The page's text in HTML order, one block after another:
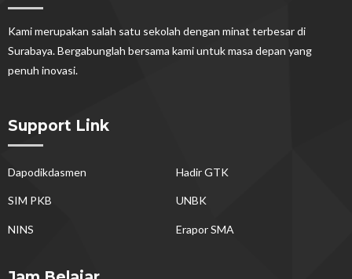
Kami merupakan salah satu sekolah dengan minat terbesar di
Surabaya. Bergabunglah bersama kami untuk masa depan yang
penuh inovasi.
Support Link
Dapodikdasmen Hadir GTK
SIM PKB UNBK
NINS Erapor SMA